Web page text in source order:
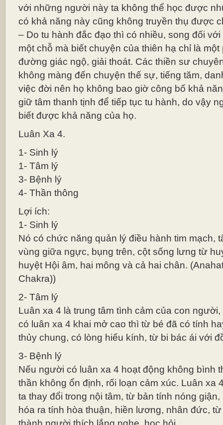
với những người này ta không thể học được
có khả năng này cũng không truyền thụ được
– Do tu hành đắc đạo thì có nhiều, song đối
một chỗ mà biết chuyện của thiên hạ chỉ là
đường giác ngộ, giải thoát. Các thiền sư
không màng đến chuyện thế sự, tiếng tăm,
việc đời nên họ không bao giờ công bố khả
giữ tâm thanh tịnh để tiếp tục tu hành, do vậy
biết được khả năng của họ.
Luân Xa 4.
1- Sinh lý
1- Tâm lý
3- Bệnh lý
4- Thần thông
Lợi ích:
1- Sinh lý
Nó có chức năng quản lý điều hành tim mạch,
vùng giữa ngực, bụng trên, cột sống lưng từ
huyệt Hội âm, hai mông và cả hai chân.
Chakra))
2- Tâm lý
Luân xa 4 là trung tâm tình cảm của con
có luân xa 4 khai mở cao thì từ bé đã có tính
thủy chung, có lòng hiếu kính, từ bi bác ái với
3- Bệnh lý
Nếu người có luân xa 4 hoạt động không bình
thần không ổn định, rối loạn cảm xúc. Luân xa
ta thay đổi trong nội tâm, từ bản tính nóng
hóa ra tính hòa thuận, hiền lương, nhân đức,